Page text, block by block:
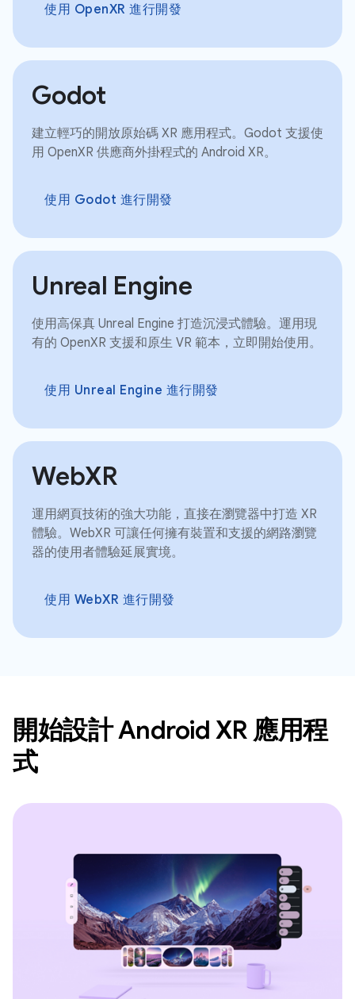
使用 OpenXR 進行開發
Godot
建立輕巧的開放原始碼 XR 應用程式。Godot 支援使
用 OpenXR 供應商外掛程式的 Android XR。
使用 Godot 進行開發
Unreal Engine
使用高保真 Unreal Engine 打造沉浸式體驗。運用現
有的 OpenXR 支援和原生 VR 範本，立即開始使用。
使用 Unreal Engine 進行開發
WebXR
運用網頁技術的強大功能，直接在瀏覽器中打造 XR
體驗。WebXR 可讓任何擁有裝置和支援的網路瀏覽
器的使用者體驗延展實境。
使用 WebXR 進行開發
開始設計 Android XR 應用程
式